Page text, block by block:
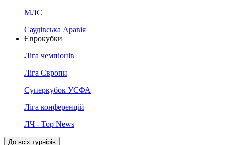
МЛС
Саудівська Аравія
Єврокубки
Ліга чемпіонів
Ліга Європи
Суперкубок УЄФА
Ліга конференцій
ЛЧ - Top News
До всіх турнірів